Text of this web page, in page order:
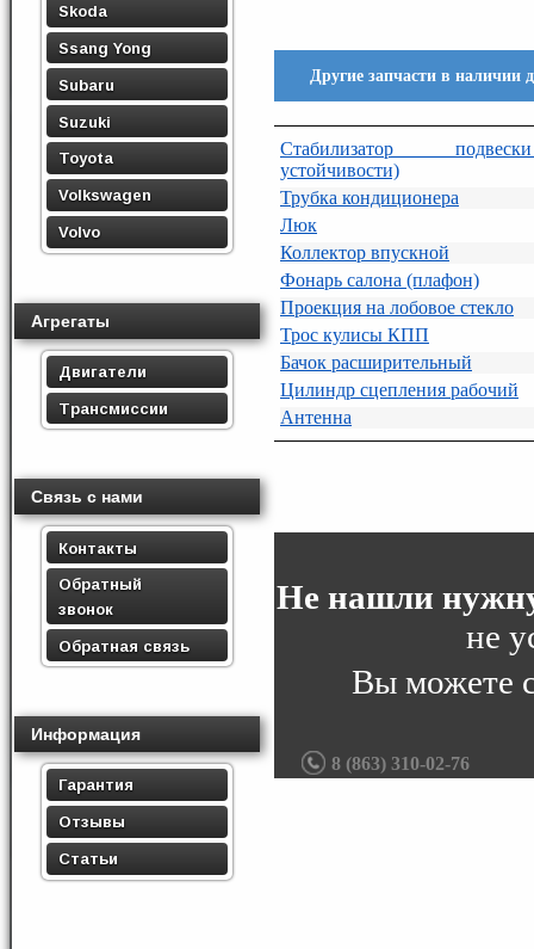
Skoda
Ssang Yong
Subaru
Suzuki
Toyota
Volkswagen
Volvo
Агрегаты
Двигатели
Трансмиссии
Связь с нами
Контакты
Обратный
звонок
Обратная связь
Информация
Гарантия
Отзывы
Статьи
Другие запчасти в наличии
Стабилизатор
устойчивости)
Трубка кондиционера
Люк
Коллектор впускной
Фонарь салона (плафон)
Проекция на лобовое стекло
Трос кулисы КПП
Бачок расширительный
Цилиндр сцепления рабочий
Антенна
Не нашли
не
Вы можете
8 (863) 310-02-76